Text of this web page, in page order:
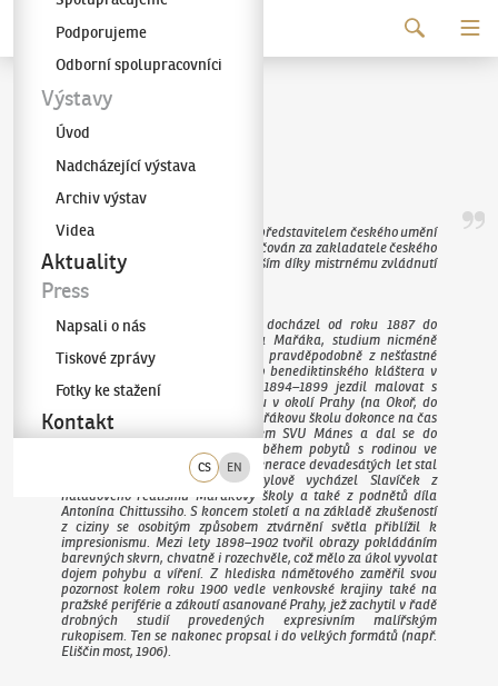
Galerie KODL
CS EN
Podporujeme
Odborní spolupracovníci
Výstavy
Úvod
Nadcházející výstava
Archiv výstav
Videa
Aktuality
Press
Napsali o nás
Tiskové zprávy
Fotky ke stažení
Kontakt
Antonín Slavíček
(1870–1910)
Antonín Slavíček byl významným představitelem českého umění
kolem roku 1900 a je právem označován za zakladatele českého
moderního krajinářství; to především díky mistrnému zvládnutí
zachycení světla a stínu.
Po kratším pobytu v Mnichově docházel od roku 1887 do
krajinářské speciálky prof. Julia Mařáka, studium nicméně
několikrát přerušil a roku 1888, pravděpodobně z nešťastné
lásky, dokonce na čas odešel do benediktinského kláštera v
Rajhradu na Moravě. V letech 1894–1899 jezdil malovat s
Mařákovým ateliérem do plenéru v okolí Prahy (na Okoř, do
Hvězdy či Liboce) a Bechyně, a Mařákovu školu dokonce na čas
vedl. V roce 1898 se stal členem SVU Mánes a dal se do
intenzivního malování, zejména během pobytů s rodinou ve
Veltrusech. Brzy se mezi umělci generace devadesátých let stal
uznávanou vůdčí osobností. Stylově vycházel Slavíček z
náladového realismu Mařákovy školy a také z podnětů díla
Antonína Chittussiho. S koncem století a na základě zkušeností
z ciziny se osobitým způsobem ztvárnění světla přiblížil k
impresionismu. Mezi lety 1898–1902 tvořil obrazy pokládáním
barevných skvrn, chvatně i rozechvěle, což mělo za úkol vyvolat
dojem pohybu a víření. Z hlediska námětového zaměřil svou
pozornost kolem roku 1900 vedle venkovské krajiny také na
pražské periférie a zákoutí asanované Prahy, jež zachytil v řadě
drobných studií provedených expresivním malířským
rukopisem. Ten se nakonec propsal i do velkých formátů (např.
Eliščin most, 1906).